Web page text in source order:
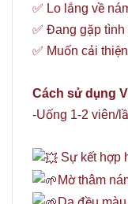
✅️ Lo lắng về
✅️ Đang gặp
✅️ Muốn cải
Cách sử dụng
-Uống 1-2 viên/
Sự kết hợp
Mờ thâm